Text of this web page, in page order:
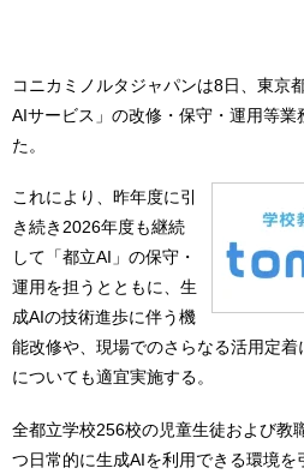
コニカミノルタジャパンは8日、東京
AIサービス」の改修・保守・運用等業
た。
これにより、昨年度に引
き続き2026年度も継続
して「都立AI」の保守・
運用を担うとともに、生
成AIの技術進歩に伴う機
能改修や、現場でのさらなる活用定
についても適宜実施する。
全都立学校256校の児童生徒および教
つ日常的に生成AIを利用できる環境